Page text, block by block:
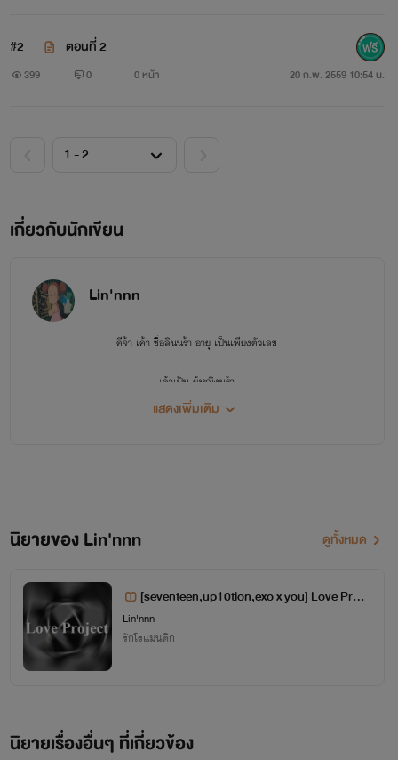
เป็นคนน่ารักและชอบแต่งตัวน่ารัก นิสัย เป็นคนขี้อ้อน เหมาะกับ
#2 ตอนที่ 2
399 0 0 หน้า 20 ก.พ. 2559 10:54 น.
เกี่ยวกับนักเขียน
Lin'nnn
ดีจ้า เค้า ชื่อลินนร้า อายุ เป็นเพียงตัวเลข
เค้าเป็น ผู้หญิงนร้า
แสดงเพิ่มเติม
นิยายของ Lin'nnn ดูทั้งหมด
[seventeen,up10tion,exo x you] Love Proje
ct #1
Lin'nnn
รักโรแมนติก
นิยายเรื่องอื่นๆ ที่เกี่ยวข้อง